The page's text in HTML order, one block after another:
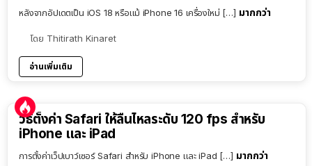
หลังจากอัปเดตเป็น iOS 18 หรือแม้ iPhone 16 เครื่องใหม่ […] มากกว่า
โดย Thitirath Kinaret
อ่านเพิ่มเติม
วิธีตั้งค่า Safari ให้ลื่นไหลระดับ 120 fps สำหรับ
iPhone และ iPad
การตั้งค่าเว็ปเบาว์เซอร์ Safari สำหรับ iPhone และ iPad […] มากกว่า